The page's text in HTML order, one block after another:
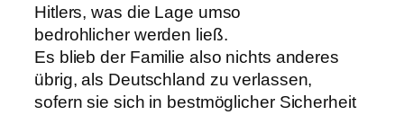
Hitlers, was die Lage umso
bedrohlicher werden ließ.
Es blieb der Familie also nichts anderes
übrig, als Deutschland zu verlassen,
sofern sie sich in bestmöglicher Sicherheit